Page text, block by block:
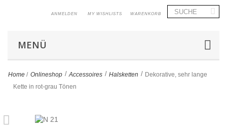
WARENKORB
MY WISHLISTS
ANMELDEN
MENÜ
Home / Onlineshop > Accessoires > Halsketten > Dekorative, sehr lange
Kette in rot-grau Tönen